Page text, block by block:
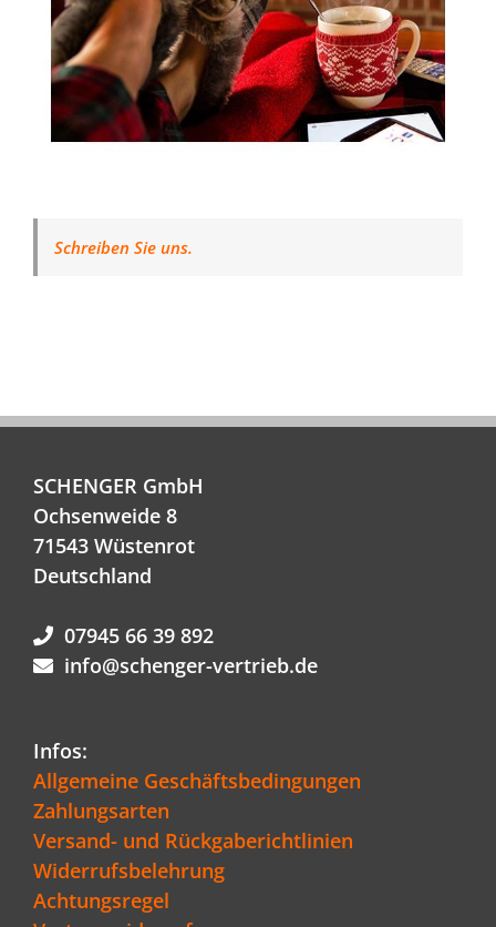
Schreiben Sie uns.
SCHENGER GmbH
Ochsenweide 8
71543 Wüstenrot
Deutschland
07945 66 39 892
info@schenger-vertrieb.de
Infos:
Allgemeine Geschäftsbedingungen
Zahlungsarten
Versand- und Rückgaberichtlinien
Widerrufsbelehrung
Achtungsregel